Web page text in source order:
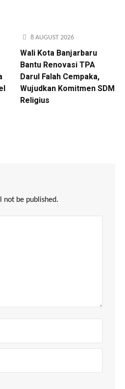
8 AUGUST 2026
Wali Kota Banjarbaru
Bantu Renovasi TPA
Darul Falah Cempaka,
Wujudkan Komitmen SDM
Religius
not be published.